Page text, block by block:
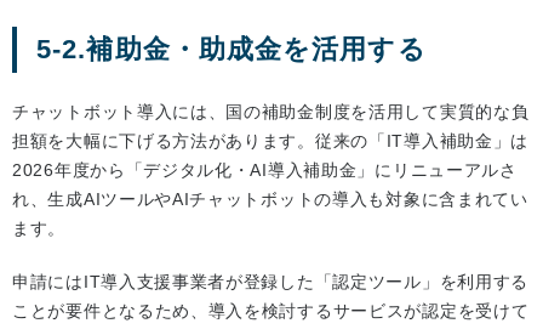
5-2.補助金・助成金を活用する
チャットボット導入には、国の補助金制度を活用して実質的な負
担額を大幅に下げる方法があります。従来の「IT導入補助金」は
2026年度から「デジタル化・AI導入補助金」にリニューアルさ
れ、生成AIツールやAIチャットボットの導入も対象に含まれてい
ます。
申請にはIT導入支援事業者が登録した「認定ツール」を利用する
ことが要件となるため、導入を検討するサービスが認定を受けて